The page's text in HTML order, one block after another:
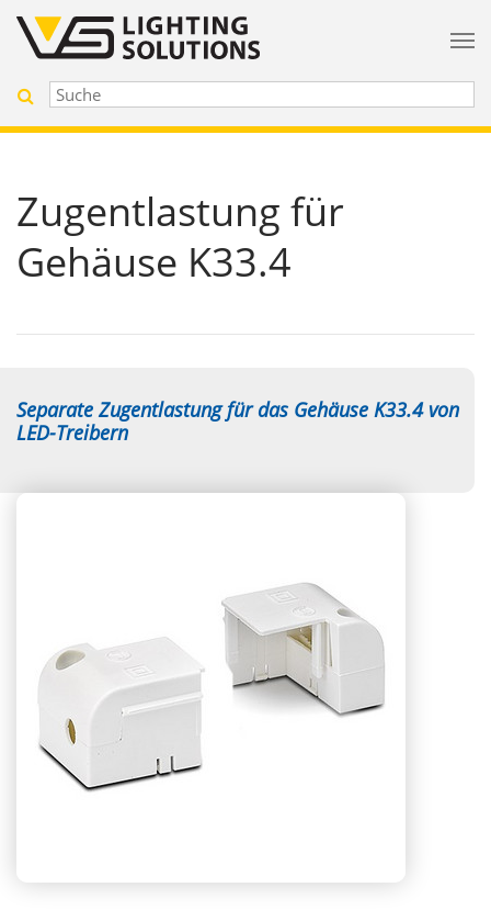
Zugentlastung für
Gehäuse K33.4
Separate Zugentlastung für das Gehäuse K33.4 von
LED-Treibern